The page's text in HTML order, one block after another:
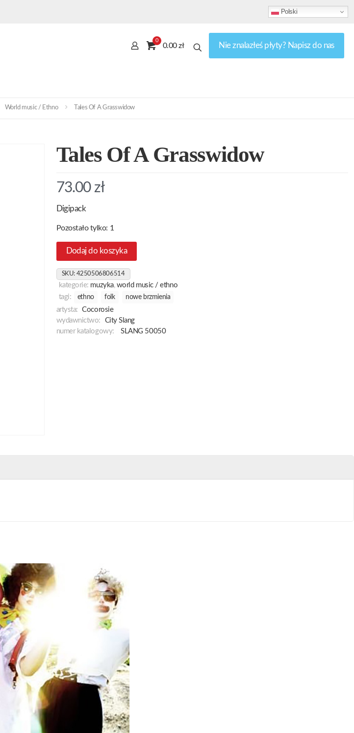
Polski
0
0.00 zł Nie znalazłeś płyty? Napisz do nas
World music / Ethno Tales Of A Grasswidow
Tales Of A Grasswidow
73.00 zł
Digipack
Pozostało tylko: 1
Dodaj do koszyka
SKU: 4250506806514
kategorie: muzyka, world music / ethno
tagi:
ethno folk nowe brzmienia
artysta:
Cocorosie
wydawnictwo:
City Slang
numer katalogowy:
SLANG 50050